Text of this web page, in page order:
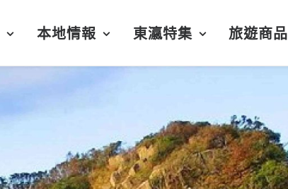
本地情報 東瀛特集 旅遊商品